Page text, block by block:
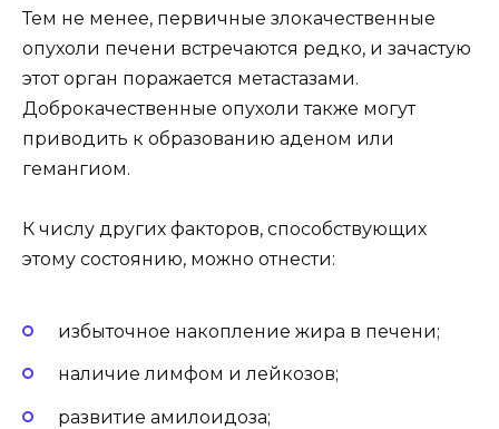
Тем не менее, первичные злокачественные
опухоли печени встречаются редко, и зачастую
этот орган поражается метастазами.
Доброкачественные опухоли также могут
приводить к образованию аденом или
гемангиом.
К числу других факторов, способствующих
этому состоянию, можно отнести:
избыточное накопление жира в печени;
наличие лимфом и лейкозов;
развитие амилоидоза;